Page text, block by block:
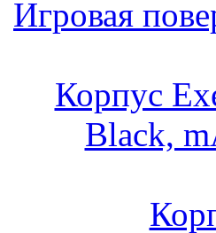
Игровая
Корпус
Black,